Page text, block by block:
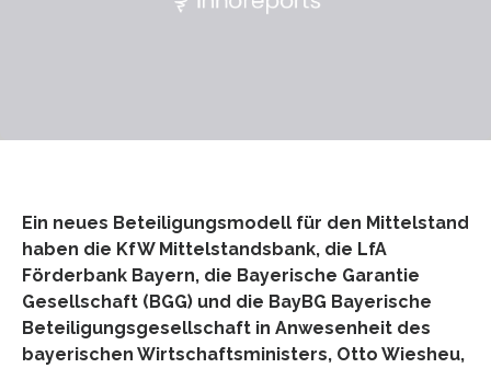
Ein neues Beteiligungsmodell für den Mittelstand
haben die KfW Mittelstandsbank, die LfA
Förderbank Bayern, die Bayerische Garantie
Gesellschaft (BGG) und die BayBG Bayerische
Beteiligungsgesellschaft in Anwesenheit des
bayerischen Wirtschaftsministers, Otto Wiesheu,